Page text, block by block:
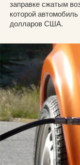
заправке сжатым
которой
долларов США.